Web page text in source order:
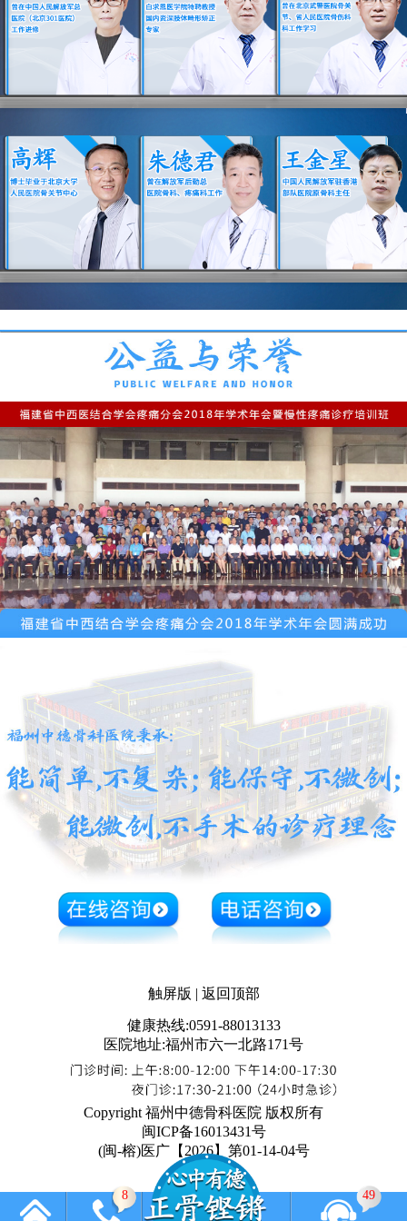
触屏版 | 返回顶部
健康热线:0591-88013133
医院地址:福州市六一北路171号
Copyright 福州中德骨科医院 版权所有
闽ICP备16013431号
(闽-榕)医广【2026】第01-14-04号
3 49